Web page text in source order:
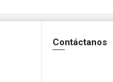
Contáctanos